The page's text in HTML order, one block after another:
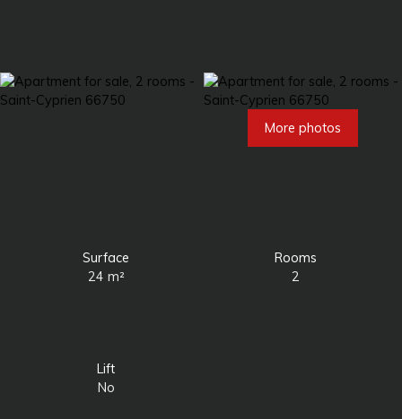
More photos
Surface
24 m²
Rooms
2
Lift
No